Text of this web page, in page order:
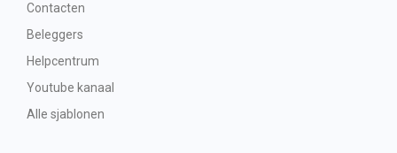
Contacten
Beleggers
Helpcentrum
Youtube kanaal
Alle sjablonen